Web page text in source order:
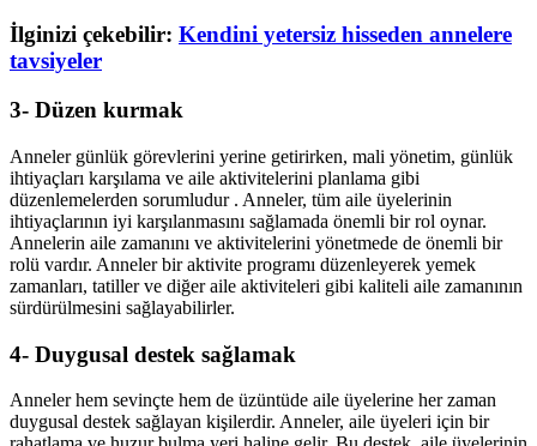
İlginizi çekebilir: Kendini yetersiz hisseden annelere
tavsiyeler
3- Düzen kurmak
Anneler günlük görevlerini yerine getirirken, mali yönetim, günlük
ihtiyaçları karşılama ve aile aktivitelerini planlama gibi
düzenlemelerden sorumludur . Anneler, tüm aile üyelerinin
ihtiyaçlarının iyi karşılanmasını sağlamada önemli bir rol oynar.
Annelerin aile zamanını ve aktivitelerini yönetmede de önemli bir
rolü vardır. Anneler bir aktivite programı düzenleyerek yemek
zamanları, tatiller ve diğer aile aktiviteleri gibi kaliteli aile zamanının
sürdürülmesini sağlayabilirler.
4- Duygusal destek sağlamak
Anneler hem sevinçte hem de üzüntüde aile üyelerine her zaman
duygusal destek sağlayan kişilerdir. Anneler, aile üyeleri için bir